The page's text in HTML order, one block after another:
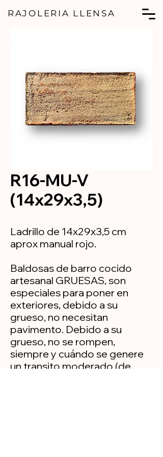
RAJOLERIA LLENSA
R16-MU-V
(14x29x3,5)
Ladrillo de 14x29x3,5 cm
aprox manual rojo.
Baldosas de barro cocido
artesanal GRUESAS, son
especiales para poner en
exteriores, debido a su
grueso, no necesitan
pavimento. Debido a su
grueso, no se rompen,
siempre y cuándo se genere
un transito moderado (de